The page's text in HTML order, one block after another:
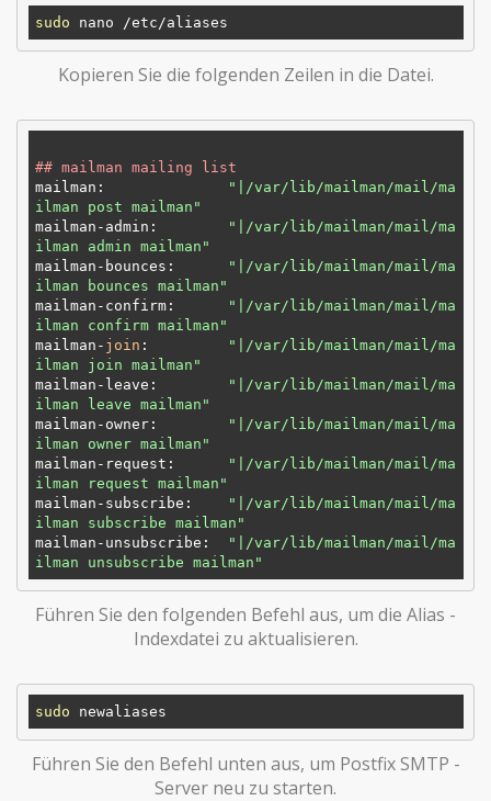
sudo
Kopieren Sie die folgenden Zeilen in die Datei.
## mailman mailing list
mailman:
"|/var/lib/mailman/mail/ma
ilman post mailman"
mailman-admin:
"|/var/lib/mailman/mail/ma
ilman admin mailman"
mailman-bounces:
"|/var/lib/mailman/mail/ma
ilman bounces mailman"
mailman-confirm:
"|/var/lib/mailman/mail/ma
ilman confirm mailman"
mailman- join :
"|/var/lib/mailman/mail/ma
ilman join mailman"
mailman-leave:
"|/var/lib/mailman/mail/ma
ilman leave mailman"
mailman-owner:
"|/var/lib/mailman/mail/ma
ilman owner mailman"
mailman-request:
"|/var/lib/mailman/mail/ma
ilman request mailman"
mailman-subscribe:
"|/var/lib/mailman/mail/ma
ilman subscribe mailman"
mailman-unsubscribe:
"|/var/lib/mailman/mail/ma
ilman unsubscribe mailman"
Führen Sie den folgenden Befehl aus, um die Alias ​​-
Indexdatei zu aktualisieren.
sudo
Führen Sie den Befehl unten aus, um Postfix SMTP -
Server neu zu starten.